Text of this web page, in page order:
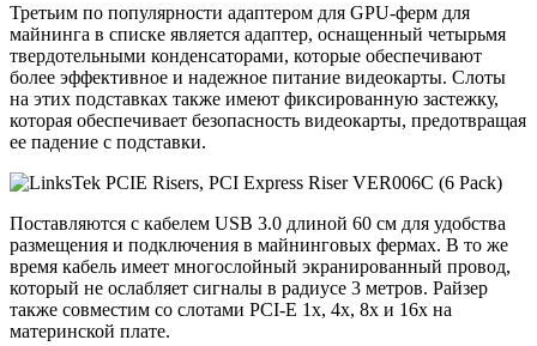
Третьим по популярности адаптером для GPU-ферм для
майнинга в списке является адаптер, оснащенный четырьмя
твердотельными конденсаторами, которые обеспечивают
более эффективное и надежное питание видеокарты. Слоты
на этих подставках также имеют фиксированную застежку,
которая обеспечивает безопасность видеокарты, предотвращая
ее падение с подставки.
Поставляются с кабелем USB 3.0 длиной 60 см для удобства
размещения и подключения в майнинговых фермах. В то же
время кабель имеет многослойный экранированный провод,
который не ослабляет сигналы в радиусе 3 метров. Райзер
также совместим со слотами PCI-E 1x, 4x, 8x и 16x на
материнской плате.